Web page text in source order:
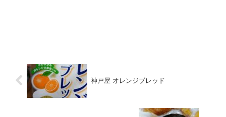
神戸屋 オレンジブレッド